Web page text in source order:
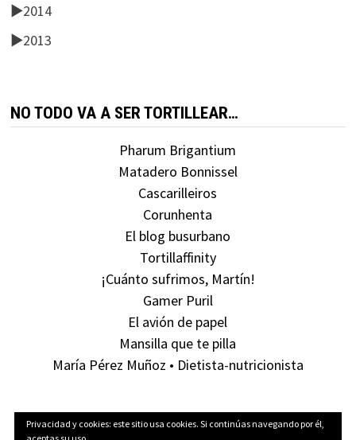
►2014
►2013
NO TODO VA A SER TORTILLEAR…
Pharum Brigantium
Matadero Bonnissel
Cascarilleiros
Corunhenta
El blog busurbano
Tortillaffinity
¡Cuánto sufrimos, Martín!
Gamer Puril
El avión de papel
Mansilla que te pilla
María Pérez Muñoz • Dietista-nutricionista
Privacidad y cookies: este sitio usa cookies. Si continúas navegando por él,